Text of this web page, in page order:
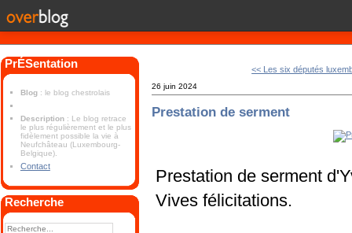
PrÉSentation
Blog : le blog chestrolais
Description : Le blog retrace
le plus régulièrement et le plus
fidèlement possible la vie à
Neufchâteau (Luxembourg-
Belgique).
Contact
Recherche
<< Les six députés
26 juin 2024
Prestation de serment
Prestation de serment
Vives félicitations.